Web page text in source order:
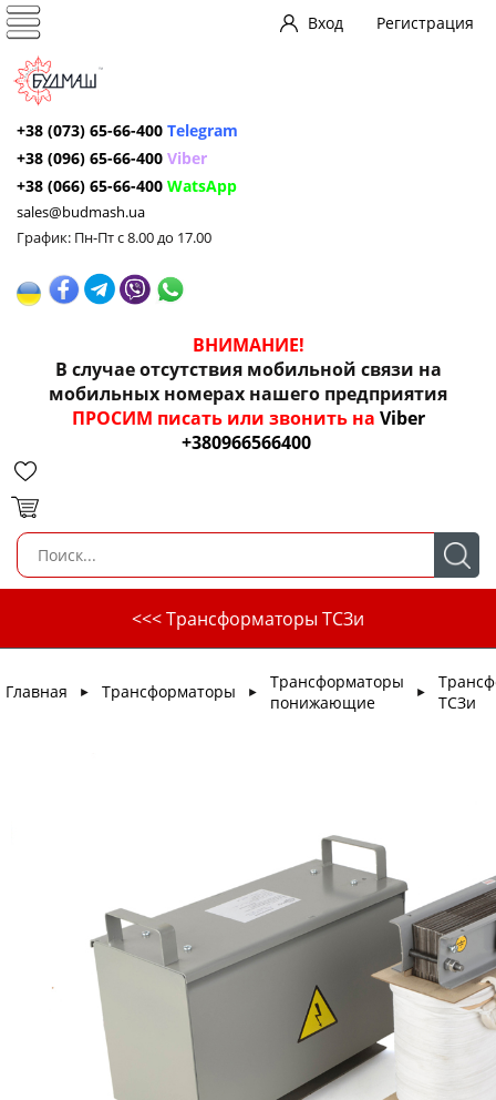
Вход Регистрация
+38 (073) 65-66-400 Telegram
+38 (096) 65-66-400 Viber
+38 (066) 65-66-400 WatsApp
sales@budmash.ua
График: Пн-Пт с 8.00 до 17.00
ВНИМАНИЕ!
В случае отсутствия мобильной связи на
мобильных номерах нашего предприятия
ПРОСИМ писать или звонить на Viber
+380966566400
<<< Трансформаторы ТСЗи
Главная ► Трансформаторы ►
Трансформаторы
понижающие
►
ТСЗи